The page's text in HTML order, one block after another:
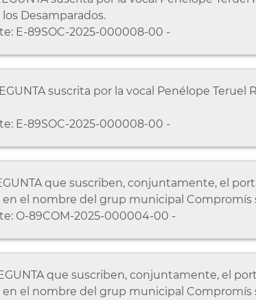
Desamparados.
E-89SOC-2025-000008-00 -
suscrita por la vocal Penélope
E-89SOC-2025-000008-00 -
que suscriben, conjuntamente, el
el nombre del grup municipal Compromís
O-89COM-2025-000004-00 -
que suscriben, conjuntamente, el
el nombre del grup municipal Compromís